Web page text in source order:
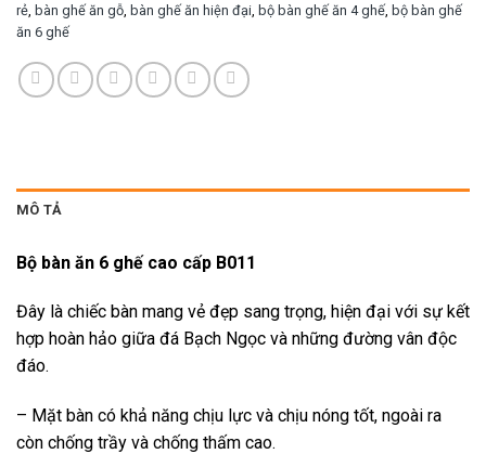
rẻ bàn ghế ăn gỗ bàn ghế ăn hiện đại bộ bàn ghế ăn 4 ghế, bộ bàn ghế
ăn 6 ghế
MÔ TẢ
Bộ bàn ăn 6 ghế cao cấp B011
Đây là chiếc bàn mang vẻ đẹp sang trọng, hiện đại với sự kết
hợp hoàn hảo giữa đá Bạch Ngọc và những đường vân độc
đáo.
– Mặt bàn có khả năng chịu lực và chịu nóng tốt, ngoài ra
còn chống trầy và chống thấm cao.